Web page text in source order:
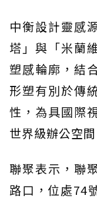
中衡設計靈感
塔」與「米蘭
塑感輪廓，結
形塑有別於傳
性，為具國際
世界級辦公空間
聯聚表示，聯
路口，位處74